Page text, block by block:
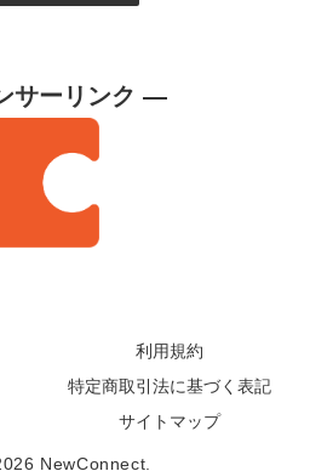
サーリンク —
利用規約
特定商取引法に基づく表記
サイトマップ
NewConnect.